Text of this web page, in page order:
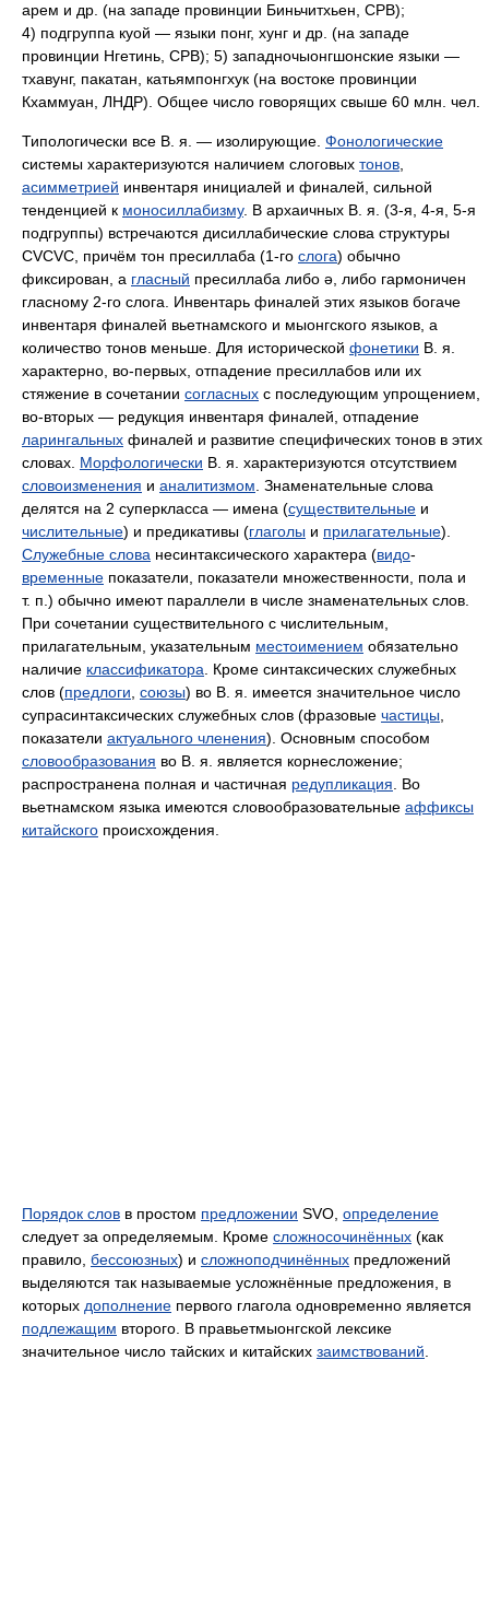
арем и др. (на западе провинции Биньчитхьен, СРВ);
4) подгруппа куой — языки понг, хунг и др. (на западе
провинции Нгетинь, СРВ); 5) западночыонгшонские языки —
тхавунг, пакатан, катьямпонгхук (на востоке провинции
Кхаммуан, ЛНДР). Общее число говорящих свыше 60 млн. чел.
Типологически все В. я. — изолирующие. Фонологические
системы характеризуются наличием слоговых тонов
асимметрией инвентаря инициалей и финалей, сильной
тенденцией к моносиллабизму. В архаичных В. я. (3‑я, 4‑я, 5‑я
подгруппы) встречаются дисиллабические слова структуры
CVCVC, причём тон пресиллаба (1‑го слога) обычно
фиксирован, а гласный пресиллаба либо ə, либо гармоничен
гласному 2‑го слога. Инвентарь финалей этих языков богаче
инвентаря финалей вьетнамского и мыонгского языков, а
количество тонов меньше. Для исторической фонетики В. я.
характерно, во-первых, отпадение пресиллабов или их
стяжение в сочетании согласных с последующим упрощением,
во-вторых — редукция инвентаря финалей, отпадение
ларингальных финалей и развитие специфических тонов в этих
словах. Морфологически В. я. характеризуются отсутствием
словоизменения и аналитизмом . Знаменательные слова
делятся на 2 суперкласса — имена (существительные и
числительные) и предикативы (глаголы и прилагательные).
Служебные слова несинтаксического характера (видо-
временные показатели, показатели множественности, пола и
т. п.) обычно имеют параллели в числе знаменательных слов.
При сочетании существительного с числительным,
прилагательным, указательным местоимением обязательно
наличие классификатора . Кроме синтаксических служебных
слов (предлоги союзы) во В. я. имеется значительное число
супрасинтаксических служебных слов (фразовые частицы
показатели актуального членения). Основным способом
словообразования во В. я. является корнесложение;
распространена полная и частичная редупликация . Во
вьетнамском языка имеются словообразовательные аффиксы
китайского происхождения.
Порядок слов в простом предложении SVO, определение
следует за определяемым. Кроме сложносочинённых (как
правило, бессоюзных) и сложноподчинённых предложений
выделяются так называемые усложнённые предложения, в
которых дополнение первого глагола одновременно является
подлежащим второго. В правьетмыонгской лексике
значительное число тайских и китайских заимствований